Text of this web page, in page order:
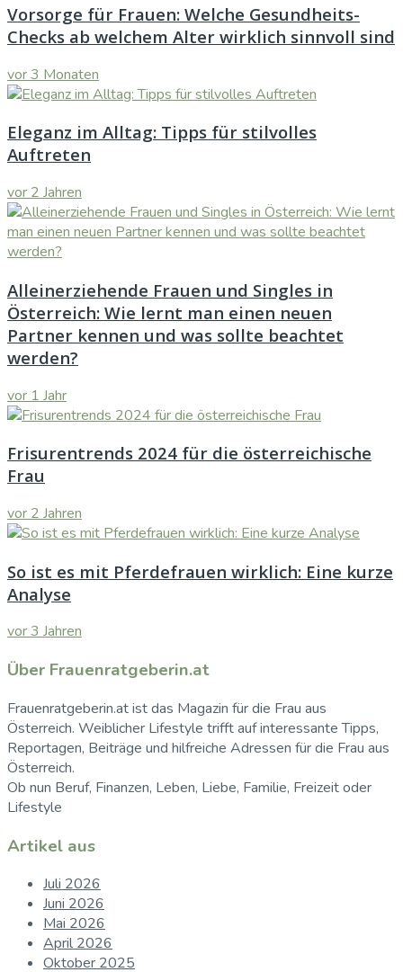
Vorsorge für Frauen: Welche Gesundheits-
Checks ab welchem Alter wirklich sinnvoll sind
vor 3 Monaten
Eleganz im Alltag: Tipps für stilvolles
Auftreten
vor 2 Jahren
Alleinerziehende Frauen und Singles in
Österreich: Wie lernt man einen neuen
Partner kennen und was sollte beachtet
werden?
vor 1 Jahr
Frisurentrends 2024 für die österreichische
Frau
vor 2 Jahren
So ist es mit Pferdefrauen wirklich: Eine kurze
Analyse
vor 3 Jahren
Über Frauenratgeberin.at
Frauenratgeberin.at ist das Magazin für die Frau aus
Österreich. Weiblicher Lifestyle trifft auf interessante Tipps,
Reportagen, Beiträge und hilfreiche Adressen für die Frau aus
Österreich.
Ob nun Beruf, Finanzen, Leben, Liebe, Familie, Freizeit oder
Lifestyle
Artikel aus
Juli 2026
Juni 2026
Mai 2026
April 2026
Oktober 2025